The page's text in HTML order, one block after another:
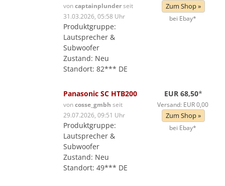
voncaptainplunderseit
31.03.2026, 05:58 Uhr
Produktgruppe:
Lautsprecher &
Subwoofer
Zustand: Neu
Standort: 82*** DE
Zum Shop »
bei Ebay*
Panasonic SC HTB200
voncosse_gmbh seit
29.07.2026, 09:51 Uhr
Produktgruppe:
Lautsprecher &
Subwoofer
Zustand: Neu
Standort: 49*** DE
EUR 68,50*
Versand: EUR 0,00
Zum Shop »
bei Ebay*